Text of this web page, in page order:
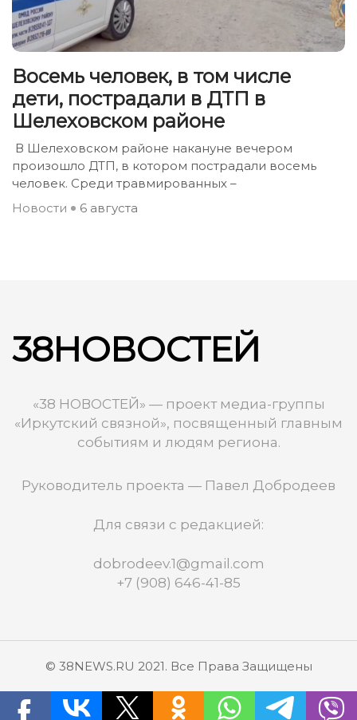
Восемь человек, в том числе
дети, пострадали в ДТП в
Шелеховском районе
В Шелеховском районе накануне вечером
произошло ДТП, в котором пострадали восемь
человек. Среди травмированных –
Новости
6 августа
38НОВОСТЕЙ
«38 НОВОСТЕЙ» — проект медиа-группы
«Иркутский связной», посвященный главным
событиям и людям региона.
Руководитель проекта — Павел Добродеев
Для связи с редакцией:
dobrodeev.1@gmail.com
+7 (908) 646-41-85
© 38NEWS.RU 2021. Все Права Защищены